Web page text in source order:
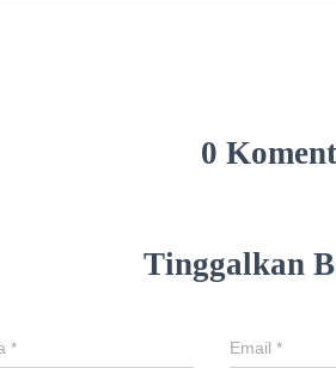
0
Tinggalkan
* Email*